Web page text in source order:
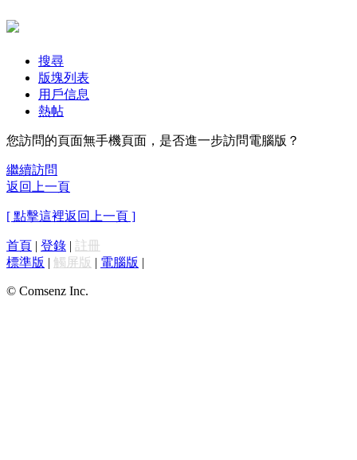
搜尋
版塊列表
用戶信息
熱帖
您訪問的頁面無手機頁面，是否進一步訪問電腦版？
繼續訪問
返回上一頁
[ 點擊這裡返回上一頁 ]
首頁 | 登錄 | 註冊
標準版 | 觸屏版 | 電腦版 |
© Comsenz Inc.